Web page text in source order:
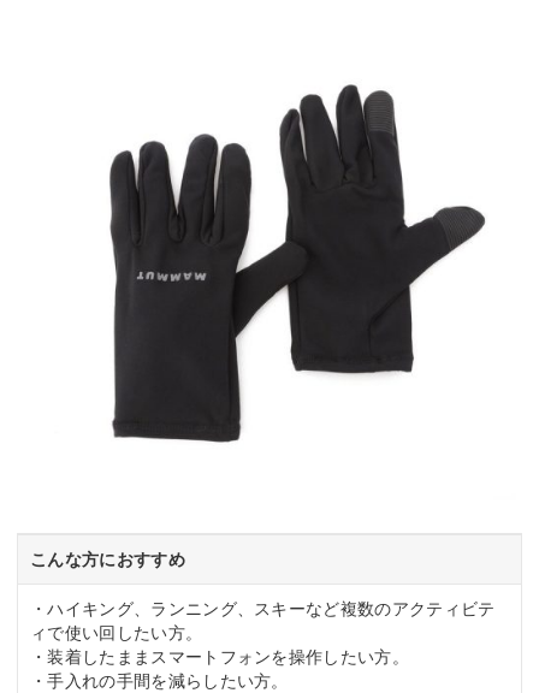
こんな方におすすめ
・ハイキング、ランニング、スキーなど複数のアクティビテ
ィで使い回したい方。
・装着したままスマートフォンを操作したい方。
・手入れの手間を減らしたい方。